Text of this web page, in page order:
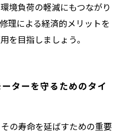
境負荷の軽減にもつながり
理による経済的メリットを
を目指しましょう。
ターを守るためのタイ
の寿命を延ばすための重要